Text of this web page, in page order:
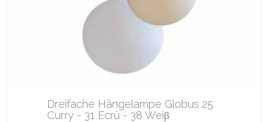
Dreifache Hängelampe Globus 25
Curry - 31 Ecrü - 38 Weiβ